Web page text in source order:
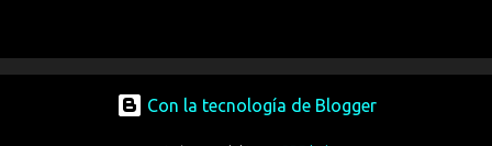
Con la tecnología de Blogger